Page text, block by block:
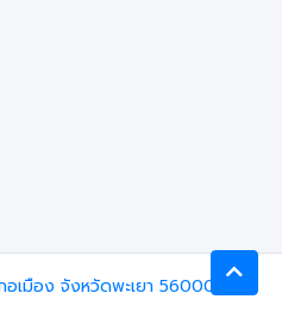
เมือง จังหวัดพะเยา 56000